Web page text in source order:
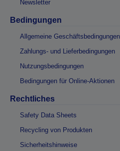
Newsletter
Bedingungen
Allgemeine Geschäftsbedingungen
Zahlungs- und Lieferbedingungen
Nutzungsbedingungen
Bedingungen für Online-Aktionen
Rechtliches
Safety Data Sheets
Recycling von Produkten
Sicherheitshinweise